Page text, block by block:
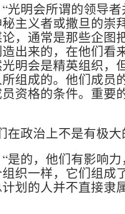
光明会所谓的领导
主义者或撒旦的崇
，通常是那些企图
出来的，在他们看
明会是精英组织，
组成的。他们成员
资格的条件。重要
在政治上不是有极
是的，他们有影响
织一样，它们组成
划的人并不直接隶